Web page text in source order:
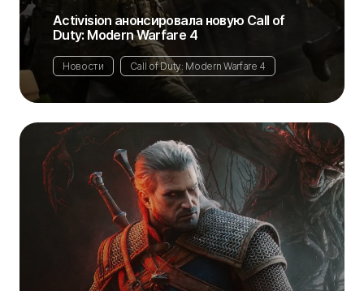
Activision анонсировала новую Call of
Duty: Modern Warfare 4
Новости Call of Duty: Modern Warfare 4